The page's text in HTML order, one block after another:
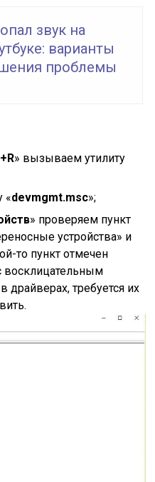
звук на
варианты
проблемы
R» вызываем утилиту
«devmgmt.msc»;
» проверяем пункт
устройства» и
то пункт отмечен
восклицательным
драйверах, требуется их